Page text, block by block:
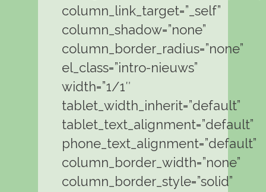
column_link_target=”_self”
column_shadow=”none”
column_border_radius=”none”
el_class=”intro-nieuws”
width=”1/1″
tablet_width_inherit=”default”
tablet_text_alignment=”default”
phone_text_alignment=”default”
column_border_width=”none”
column_border_style=”solid”